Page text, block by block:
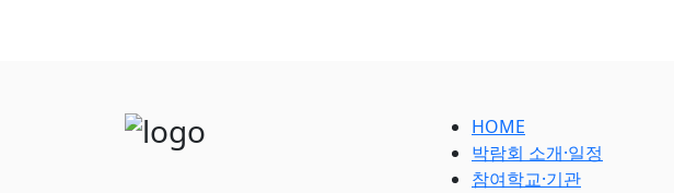
HOME
박람회 소개·일정
참여학교·기관